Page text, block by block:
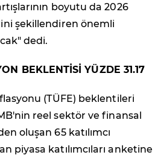
boyutu da 2026
şekillendiren önemli
dedi.
BEKLENTİSİ YÜZDE 31.17
(TÜFE) beklentileri
reel sektör ve finansal
oluşan 65 katılımcı
piyasa katılımcıları anketine